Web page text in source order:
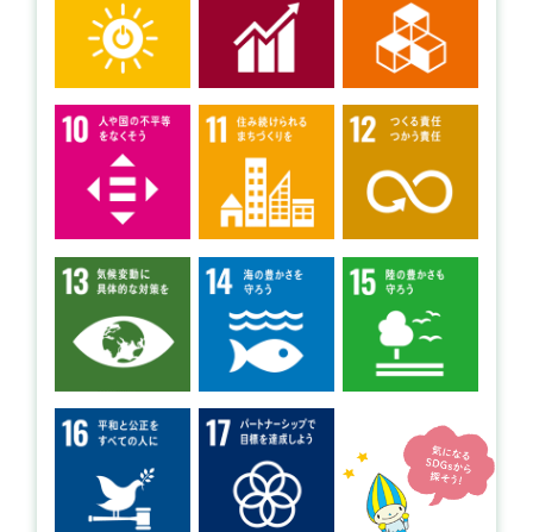
②2026年8月22日～23日→2026年8月29日～30日
ヤマナビキャンプ2026
提供：一般社団法人山学
開催日： 2026年09月29日
くるる自然塾 ～in 岐阜大学キャン
パス～